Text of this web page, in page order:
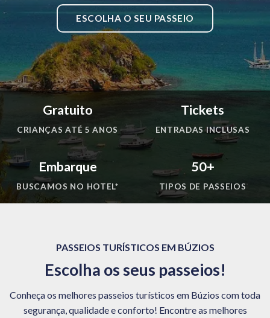
ESCOLHA O SEU PASSEIO
Gratuito
CRIANÇAS ATÉ 5 ANOS
Tickets
ENTRADAS INCLUSAS
Embarque
BUSCAMOS NO HOTEL*
50+
TIPOS DE PASSEIOS
PASSEIOS TURÍSTICOS EM BÚZIOS
Escolha os seus passeios!
Conheça os melhores passeios turísticos em Búzios com toda
segurança, qualidade e conforto! Encontre as melhores